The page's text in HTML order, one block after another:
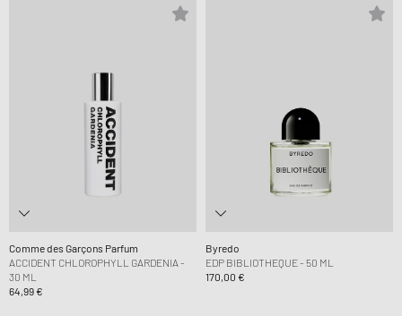
Comme des Garçons Parfum
ACCIDENT CHLOROPHYLL GARDENIA -
30 ML
64,99 €
Byredo
EDP BIBLIOTHEQUE - 50 ML
170,00 €